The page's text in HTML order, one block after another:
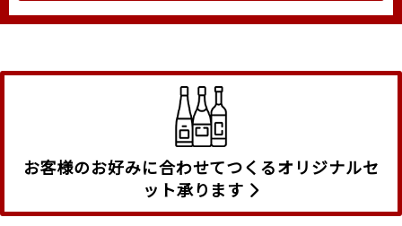
お客様のお好みに合わせてつくるオリジナルセ
ット承ります